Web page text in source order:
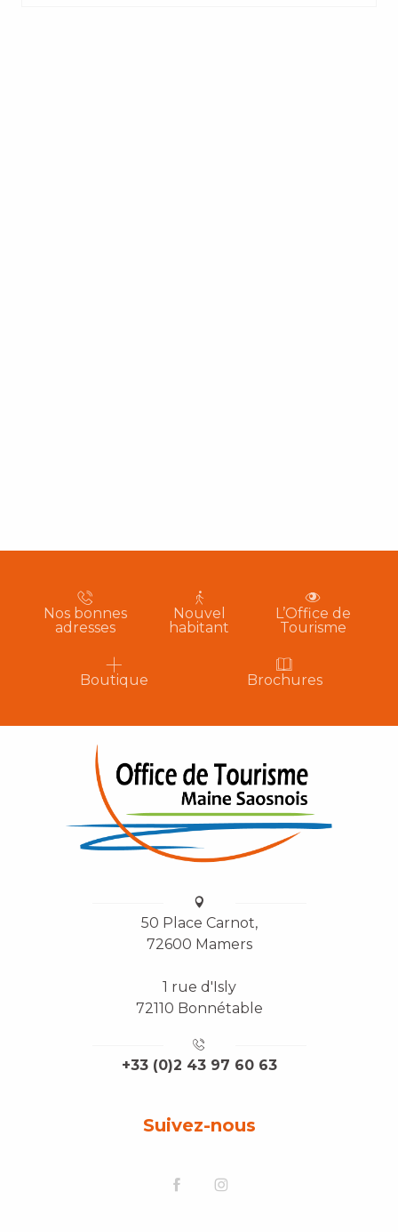
Nos bonnes
adresses
Nouvel
habitant
L’Office de
Tourisme
Boutique Brochures
50 Place Carnot,
72600 Mamers
1 rue d'Isly
72110 Bonnétable
+33 (0)2 43 97 60 63
Suivez-nous